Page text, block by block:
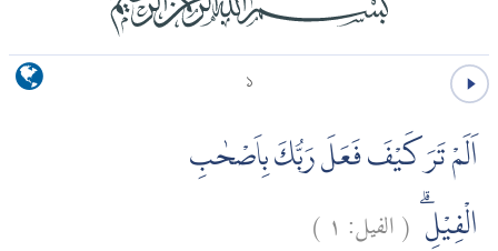
১
اَلَمْ تَرَ كَيْفَ فَعَلَ رَبُّكَ بِاَصْحٰبِ
الْفِيْلِۗ (الفيل: ١ )